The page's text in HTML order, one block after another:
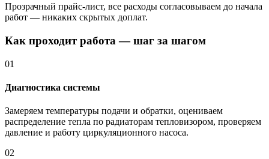
Прозрачный прайс-лист, все расходы согласовываем до начала
работ — никаких скрытых доплат.
Как проходит работа — шаг за шагом
01
Диагностика системы
Замеряем температуры подачи и обратки, оцениваем
распределение тепла по радиаторам тепловизором, проверяем
давление и работу циркуляционного насоса.
02